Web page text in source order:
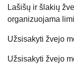
Lašišų ir šlakių
organizuojama
Užsisakyti žvejo
Užsisakyti žvejo